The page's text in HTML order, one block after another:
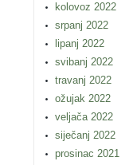
kolovoz 2022
srpanj 2022
lipanj 2022
svibanj 2022
travanj 2022
ožujak 2022
veljača 2022
siječanj 2022
prosinac 2021